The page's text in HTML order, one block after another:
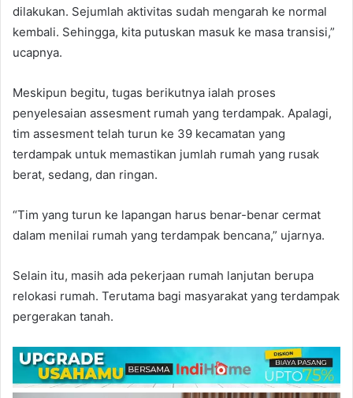
dilakukan. Sejumlah aktivitas sudah mengarah ke normal
kembali. Sehingga, kita putuskan masuk ke masa transisi,”
ucapnya.
Meskipun begitu, tugas berikutnya ialah proses
penyelesaian assesment rumah yang terdampak. Apalagi,
tim assesment telah turun ke 39 kecamatan yang
terdampak untuk memastikan jumlah rumah yang rusak
berat, sedang, dan ringan.
“Tim yang turun ke lapangan harus benar-benar cermat
dalam menilai rumah yang terdampak bencana,” ujarnya.
Selain itu, masih ada pekerjaan rumah lanjutan berupa
relokasi rumah. Terutama bagi masyarakat yang terdampak
pergerakan tanah.